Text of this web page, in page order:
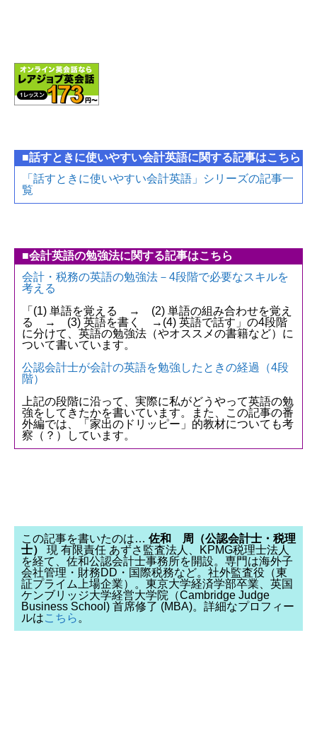
■話すときに使いやすい会計英語に関する記事はこちら
「話すときに使いやすい会計英語」シリーズの記事一
覧
■会計英語の勉強法に関する記事はこちら
会計・税務の英語の勉強法－4段階で必要なスキルを
考える
「(1) 単語を覚える → (2) 単語の組み合わせを覚え
る → (3) 英語を書く →(4) 英語で話す」の4段階
に分けて、英語の勉強法（やオススメの書籍など）に
ついて書いています。
公認会計士が会計の英語を勉強したときの経過（4段
階）
上記の段階に沿って、実際に私がどうやって英語の勉
強をしてきたかを書いています。また、この記事の番
外編では、「家出のドリッピー」的教材についても考
察（？）しています。
この記事を書いたのは… 佐和 周（公認会計士・税理
士）
現 有限責任 あずさ監査法人、KPMG税理士法人
を経て、佐和公認会計士事務所を開設。専門は海外子
会社管理・財務DD・国際税務など。社外監査役（東
証プライム上場企業）。東京大学経済学部卒業、英国
ケンブリッジ大学経営大学院（Cambridge Judge
Business School) 首席修了 (MBA)。詳細なプロフィー
ルはこちら 。